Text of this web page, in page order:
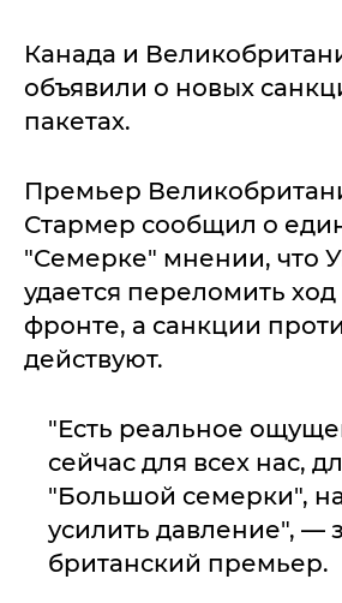
Канада и
объявили о новых
пакетах.
Премьер
Стармер сообщил о
"Семерке" мнении, что
удается переломить
фронте, а санкции
действуют.
"Есть реальное
сейчас для всех нас,
"Большой семерки",
усилить давление", —
британский премьер.